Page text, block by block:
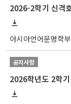
아시아언어문명학부
공지사항